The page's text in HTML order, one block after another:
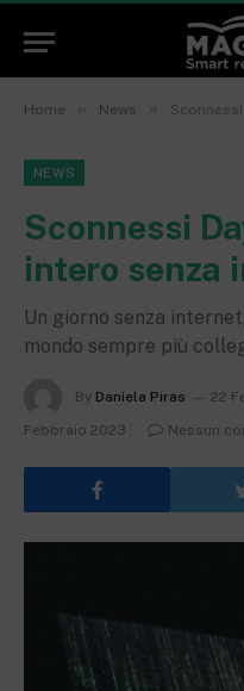
Home » News »
NEWS
Sconnessi
intero senza
Un giorno senza
mondo sempre più
By Daniela Piras 22
Febbraio 2023
Nessun